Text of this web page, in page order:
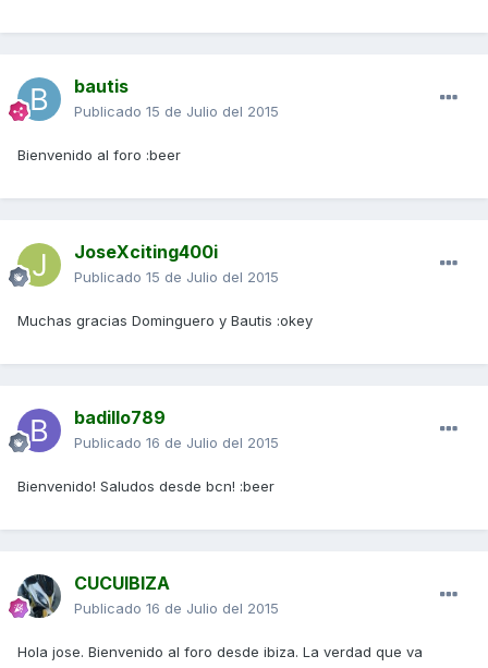
bautis
Publicado 15 de Julio del 2015
Bienvenido al foro :beer
JoseXciting400i
Publicado 15 de Julio del 2015
Muchas gracias Dominguero y Bautis :okey
badillo789
Publicado 16 de Julio del 2015
Bienvenido! Saludos desde bcn! :beer
CUCUIBIZA
Publicado 16 de Julio del 2015
Hola jose. Bienvenido al foro desde ibiza. La verdad que va